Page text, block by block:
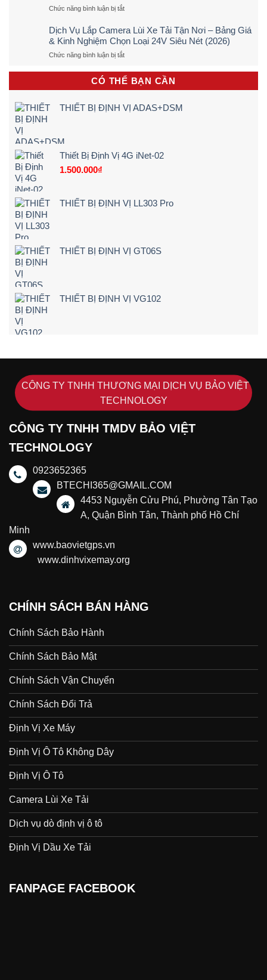
Vị
Đạp
Điện,
Máy
Tận
Nơi
Rẻ
Chức năng bình luận bị tắtở
hộp
đen
sẽ
báo
ngay
lái
xe
độ
Dịch Vụ Lắp Camera Lùi Xe Tải Tận Nơi – Bảng Giá
& Kinh Nghiệm Chọn Loại 24V Siêu Nét (2026)
Chức năng bình luận bị tắtở
Vụ
Lắp
Camera
Xe
Bảng
Chọn
(2026)
CÓ THỂ BẠN CẦN
THIẾT BỊ ĐỊNH VỊ ADAS+DSM
Thiết Bị Định Vị 4G iNet-02
1.500.000₫
THIẾT BỊ ĐỊNH VỊ LL303 Pro
THIẾT BỊ ĐỊNH VỊ GT06S
THIẾT BỊ ĐỊNH VỊ VG102
CÔNG TY TNHH THƯƠNG MẠI DỊCH VỤ BẢO VIỆT
TECHNOLOGY
CÔNG TY TNHH TMDV BẢO VIỆT
TECHNOLOGY
0923652365
BTECHI365@GMAIL.COM
4453 Nguyễn Cửu Phú, Phường Tân Tạo
A, Quận Bình Tân, Thành phố Hồ Chí
Minh
www.baovietgps.vn
www.dinhvixemay.org
CHÍNH SÁCH BÁN HÀNG
Chính Sách Bảo Hành
Chính Sách Bảo Mật
Chính Sách Vận Chuyển
Chính Sách Đổi Trả
Định Vị Xe Máy
Định Vị Ô Tô Không Dây
Định Vị Ô Tô
Camera Lùi Xe Tải
Dịch vụ dò định vị ô tô
Định Vị Dầu Xe Tải
FANPAGE FACEBOOK